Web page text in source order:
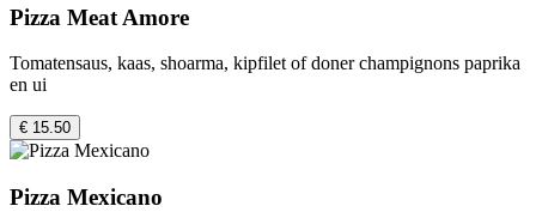
Pizza Meat Amore
Tomatensaus, kaas, shoarma, kipfilet of doner champignons paprika
en ui
€ 15.50
Pizza Mexicano